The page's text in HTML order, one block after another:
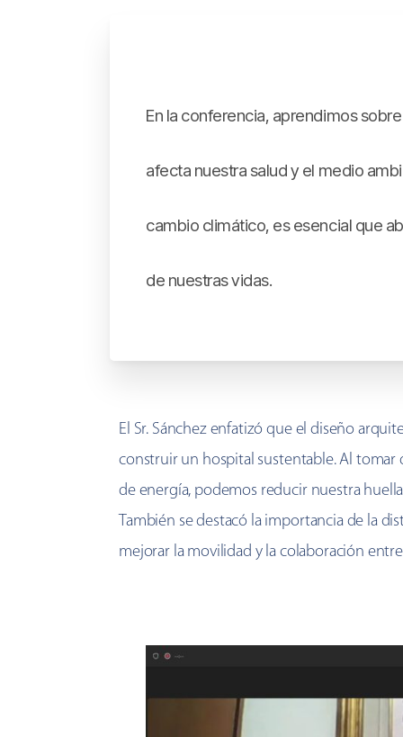
En la conferencia, aprendimos
afecta nuestra salud y el medio
cambio climático, es esencial que
de nuestras vidas.
El Sr. Sánchez enfatizó que el diseño
construir un hospital sustentable. Al tomar
de energía, podemos reducir nuestra
También se destacó la importancia de la
mejorar la movilidad y la colaboración